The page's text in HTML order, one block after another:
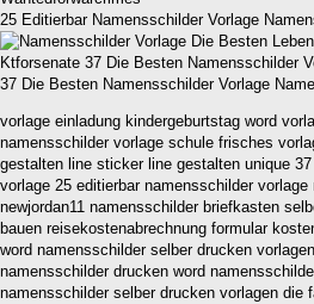
25 Editierbar Namensschilder Vorlage
37 Die Besten Namensschilder Vorlage
vorlage einladung kindergeburtstag word
namensschilder vorlage schule frisches
gestalten line sticker line gestalten unique
vorlage 25 editierbar namensschilder
newjordan11 namensschilder briefkasten
bauen reisekostenabrechnung formular
word namensschilder selber drucken
namensschilder drucken word
namensschilder selber drucken vorlagen die